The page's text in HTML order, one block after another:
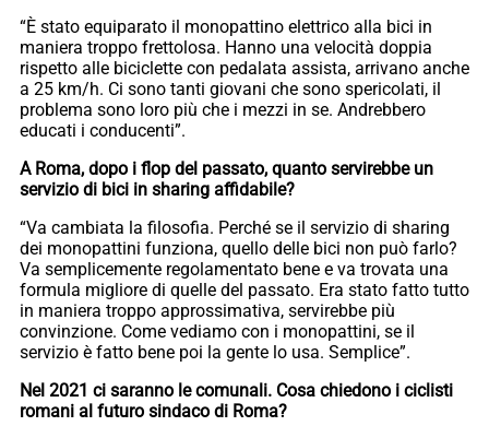
“È stato equiparato il monopattino elettrico alla bici in
maniera troppo frettolosa. Hanno una velocità doppia
rispetto alle biciclette con pedalata assista, arrivano anche
a 25 km/h. Ci sono tanti giovani che sono spericolati, il
problema sono loro più che i mezzi in se. Andrebbero
educati i conducenti”.
A Roma, dopo i flop del passato, quanto servirebbe un
servizio di bici in sharing affidabile?
“Va cambiata la filosofia. Perché se il servizio di sharing
dei monopattini funziona, quello delle bici non può farlo?
Va semplicemente regolamentato bene e va trovata una
formula migliore di quelle del passato. Era stato fatto tutto
in maniera troppo approssimativa, servirebbe più
convinzione. Come vediamo con i monopattini, se il
servizio è fatto bene poi la gente lo usa. Semplice”.
Nel 2021 ci saranno le comunali. Cosa chiedono i ciclisti
romani al futuro sindaco di Roma?